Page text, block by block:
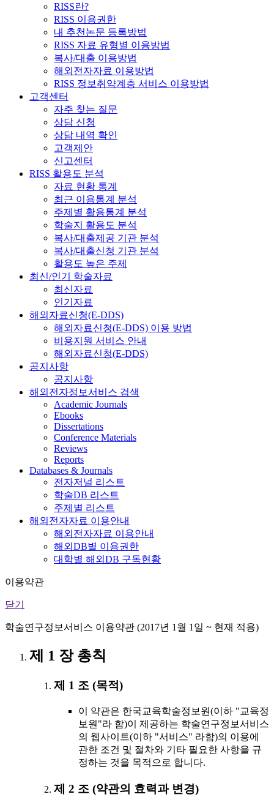
RISS란?
RISS 이용권한
내 추천논문 등록방법
RISS 자료 유형별 이용방법
복사/대출 이용방법
해외전자자료 이용방법
RISS 정보취약계층 서비스 이용방법
고객센터
자주 찾는 질문
상담 신청
상담 내역 확인
고객제안
신고센터
RISS 활용도 분석
자료 현황 통계
최근 이용통계 분석
주제별 활용통계 분석
학술지 활용도 분석
복사/대출제공 기관 분석
복사/대출신청 기관 분석
활용도 높은 주제
최신/인기 학술자료
최신자료
인기자료
해외자료신청(E-DDS)
해외자료신청(E-DDS) 이용 방법
비용지원 서비스 안내
해외자료신청(E-DDS)
공지사항
공지사항
해외전자정보서비스 검색
Academic Journals
Ebooks
Dissertations
Conference Materials
Reviews
Reports
Databases & Journals
전자저널 리스트
학술DB 리스트
주제별 리스트
해외전자자료 이용안내
해외전자자료 이용안내
해외DB별 이용권한
대학별 해외DB 구독현황
이용약관
닫기
학술연구정보서비스 이용약관 (2017년 1월 1일 ~ 현재 적용)
제 1 장 총칙
제 1 조 (목적)
이 약관은 한국교육학술정보원(이하 "교육정
보원"라 함)이 제공하는 학술연구정보서비스
의 웹사이트(이하 "서비스" 라함)의 이용에
관한 조건 및 절차와 기타 필요한 사항을 규
정하는 것을 목적으로 합니다.
제 2 조 (약관의 효력과 변경)